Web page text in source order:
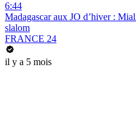
6:44
Madagascar aux JO d’hiver :
slalom
FRANCE 24
il y a 5 mois